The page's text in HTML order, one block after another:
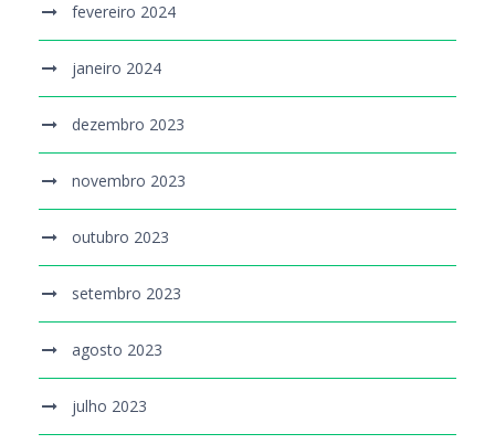
fevereiro 2024
janeiro 2024
dezembro 2023
novembro 2023
outubro 2023
setembro 2023
agosto 2023
julho 2023